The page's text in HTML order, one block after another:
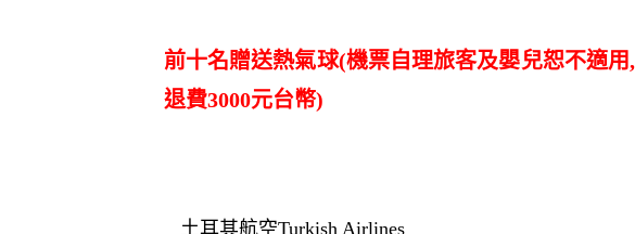
前十名贈送熱氣球(機票自理旅客及嬰兒恕不適
退費3000元台幣)
土耳其航空Turkish Airlines